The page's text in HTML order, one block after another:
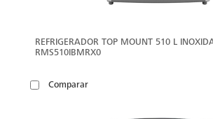
REFRIGERADOR TOP MOUNT 510 L
RMS510IBMRX0
Comparar